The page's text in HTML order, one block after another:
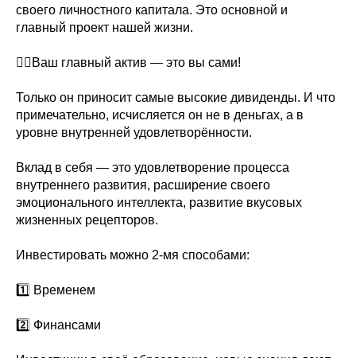
своего личностного капитала. Это основной и
главный проект нашей жизни.
☝🏼Ваш главный актив ― это вы сами!
Только он приносит самые высокие дивиденды. И что
примечательно, исчисляется он не в деньгах, а в
уровне внутренней удовлетворённости.
Вклад в себя — это удовлетворение процесса
внутреннего развития, расширение своего
эмоционального интеллекта, развитие вкусовых
жизненных рецепторов.
Инвестировать можно 2-мя способами:
1️⃣ Временем
2️⃣ Финансами